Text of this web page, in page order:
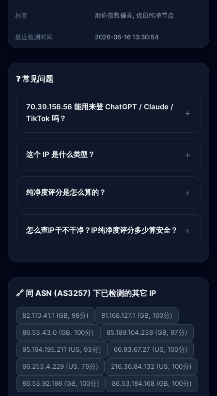
标签 欺诈指数偏高, 优质纯净节点
最近检测时间 2026-06-16 13:30:54
❓ 常见问题
70.39.156.56 能用来登 ChatGPT / Claude /
TikTok 吗？
这个 IP 是什么类型？
纯净度评分是怎么算的？
怎么查IP干不干净？IP纯净度评分多少算安全？
🔗 同 ASN (AS3257) 下已检测的其它 IP
82.110.41.1 (GB, 98分) 81.168.127.1 (GB, 100分)
86.53.43.0 (GB, 100分) 85.189.104.238 (GB, 97分)
95.164.195.211 (US, 93分) 66.93.67.27 (US, 100分)
66.253.4.229 (US, 76分) 216.36.84.132 (US, 100分)
86.53.92.198 (GB, 100分) 86.53.184.168 (GB, 100分)